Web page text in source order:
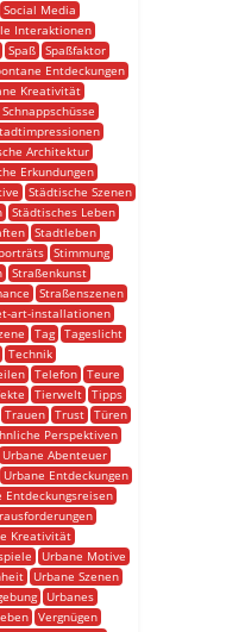
Social Media
Interaktionen
Spaß
Spaßfaktor
Entdeckungen
Kreativität
Architektur
Erkundungen
Städtische Szenen
Städtisches Leben
Stadtleben
Stimmung
Straßenkunst
Straßenszenen
art-installationen
Tag Tageslicht
Technik
Telefon Teure
Tierwelt
Tipps
Trauen Trust Türen
Perspektiven
Urbane Abenteuer
Urbane Entdeckungen
Entdeckungsreisen
Kreativität
Urbane Motive
Urbane Szenen
Urbanes
Vergnügen